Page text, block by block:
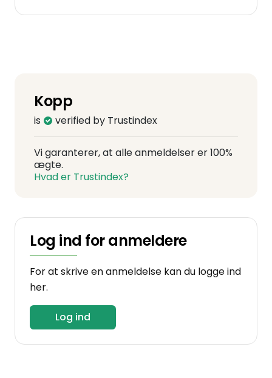
Kopp
is verified by Trustindex
Vi garanterer, at alle anmeldelser er 100%
ægte.
Hvad er Trustindex?
Log ind for anmeldere
For at skrive en anmeldelse kan du logge ind
her.
Log ind